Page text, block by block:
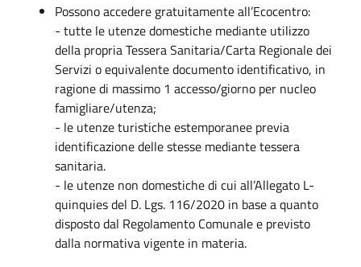
Possono accedere gratuitamente all’Ecocentro:
- tutte le utenze domestiche mediante utilizzo
della propria Tessera Sanitaria/Carta Regionale dei
Servizi o equivalente documento identificativo, in
ragione di massimo 1 accesso/giorno per nucleo
famigliare/utenza;
- le utenze turistiche estemporanee previa
identificazione delle stesse mediante tessera
sanitaria.
- le utenze non domestiche di cui all’Allegato L-
quinquies del D. Lgs. 116/2020 in base a quanto
disposto dal Regolamento Comunale e previsto
dalla normativa vigente in materia.